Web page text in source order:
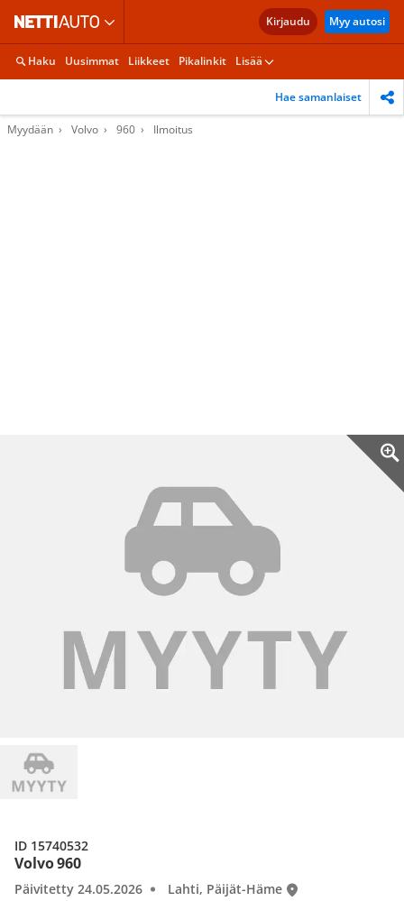
Kirjaudu Myy autosi
Haku Uusimmat Liikkeet Pikalinkit Lisää
Hae samanlaiset
Myydään Volvo 960 Ilmoitus
Volvo 960
Päivitetty 24.05.2026 Lahti, Päijät-Häme
ID 15740532